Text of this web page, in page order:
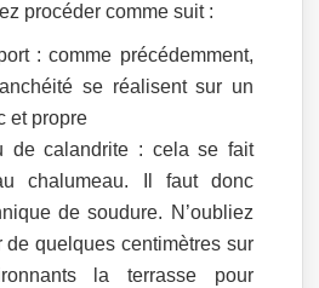
procéder comme suit :
: comme précédemment,
se réalisent sur un
et propre
de calandrite : cela se fait
chalumeau. Il faut donc
de soudure. N’oubliez
de quelques centimètres sur
la terrasse pour